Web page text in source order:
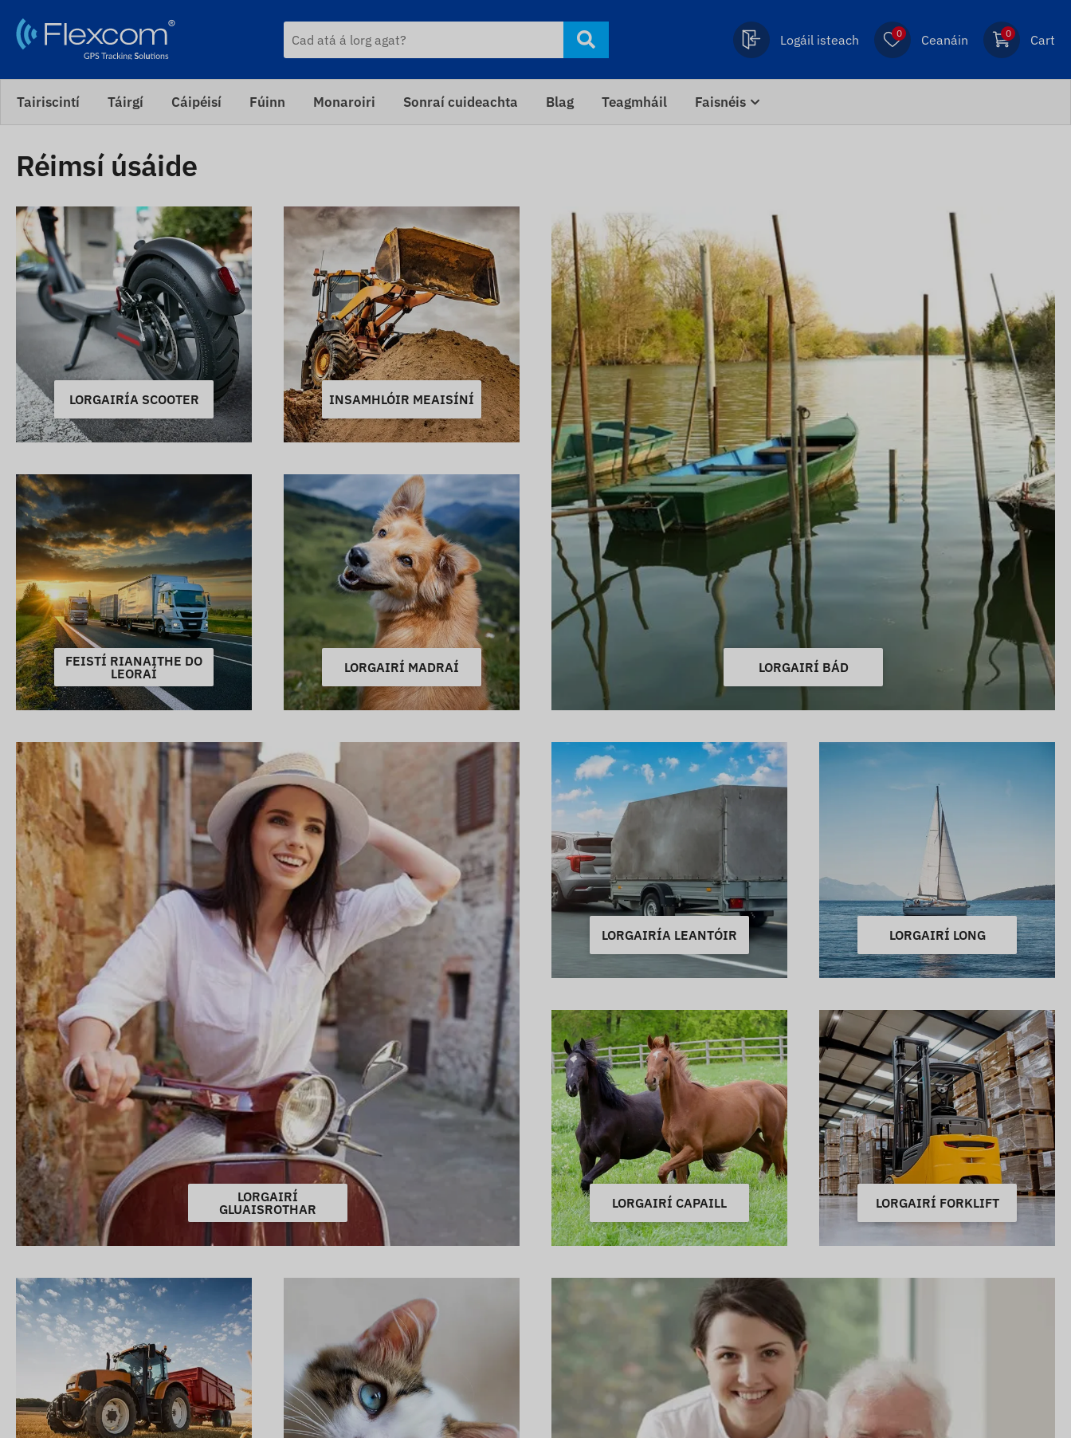
Logáil isteach 0 Ceanáin 0 Cart
Tairiscintí Táirgí Cáipéisí Fúinn Monaroiri Sonraí cuideachta Blag Teagmháil Faisnéis
Réimsí úsáide
LORGAIRÍ BÁD
LORGAIRÍA SCOOTER INSAMHLÓIR MEAISÍNÍ
FEISTÍ RIANAITHE DO
LEORAÍ
LORGAIRÍ MADRAÍ
LORGAIRÍ
GLUAISROTHAR
LORGAIRÍA LEANTÓIR LORGAIRÍ LONG
LORGAIRÍ CAPAILL LORGAIRÍ FORKLIFT